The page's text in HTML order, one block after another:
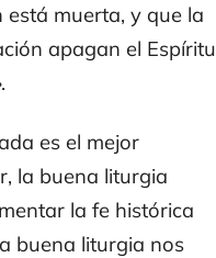
está muerta, y que la
apagan el Espíritu
es el mejor
la buena liturgia
la fe histórica
buena liturgia nos